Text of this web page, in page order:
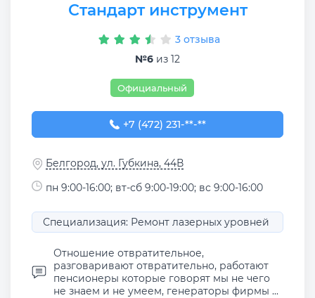
Стандарт инструмент
3 отзыва
№6 из 12
Официальный
+7 (472) 231-80-41
+7 (472) 231-**-**
Белгород, ул. Губкина, 44В
пн 9:00-16:00; вт-сб 9:00-19:00; вс 9:00-16:00
Специализация: Ремонт лазерных уровней
Отношение отвратительное,
разговаривают отвратительно, работают
пенсионеры которые говорят мы не чего
не знаем и не умеем, генераторы фирмы ...